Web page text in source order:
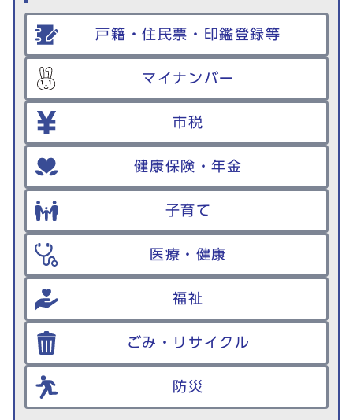
戸籍・住民票・印鑑登録等
マイナンバー
市税
健康保険・年金
子育て
医療・健康
福祉
ごみ・リサイクル
防災